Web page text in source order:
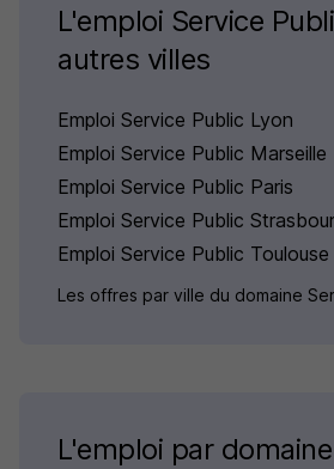
L'emploi Service
autres villes
Emploi Service Public Lyon
Emploi Service Public Marseille
Emploi Service Public Paris
Emploi Service Public
Emploi Service Public Toulouse
Les offres par ville du domaine
L'emploi par